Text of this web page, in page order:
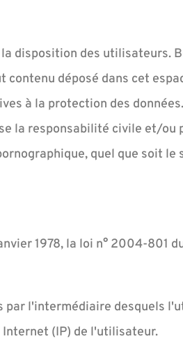
disposition des utilisateurs.
contenu déposé dans cet
à la protection des
la responsabilité civile et/ou
quel que soit le
1978, la loi n° 2004-801
par l'intermédiaire desquels
(IP) de l'utilisateur.